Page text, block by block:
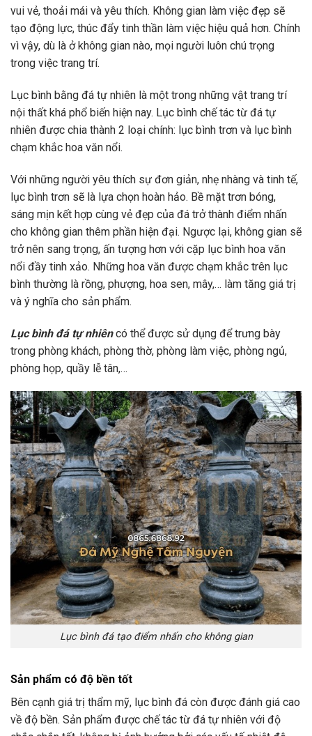
vui vẻ, thoải mái và yêu thích. Không gian làm việc đẹp sẽ
tạo động lực, thúc đẩy tinh thần làm việc hiệu quả hơn. Chính
vì vậy, dù là ở không gian nào, mọi người luôn chú trọng
trong việc trang trí.
Lục bình bằng đá tự nhiên là một trong những vật trang trí
nội thất khá phổ biến hiện nay. Lục bình chế tác từ đá tự
nhiên được chia thành 2 loại chính: lục bình trơn và lục bình
chạm khắc hoa văn nổi.
Với những người yêu thích sự đơn giản, nhẹ nhàng và tinh tế,
lục bình trơn sẽ là lựa chọn hoàn hảo. Bề mặt trơn bóng,
sáng mịn kết hợp cùng vẻ đẹp của đá trở thành điểm nhấn
cho không gian thêm phần hiện đại. Ngược lại, không gian sẽ
trở nên sang trọng, ấn tượng hơn với cặp lục bình hoa văn
nổi đầy tinh xảo. Những hoa văn được chạm khắc trên lục
bình thường là rồng, phượng, hoa sen, mây,… làm tăng giá trị
và ý nghĩa cho sản phẩm.
Lục bình đá tự nhiêncó thể được sử dụng để trưng bày
trong phòng khách, phòng thờ, phòng làm việc, phòng ngủ,
phòng họp, quầy lễ tân,…
Lục bình đá tạo điểm nhấn cho không gian
Sản phẩm có độ bền tốt
Bên cạnh giá trị thẩm mỹ, lục bình đá còn được đánh giá cao
về độ bền. Sản phẩm được chế tác từ đá tự nhiên với độ